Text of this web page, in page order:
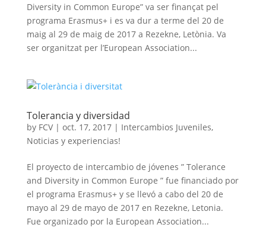
Diversity in Common Europe” va ser finançat pel
programa Erasmus+ i es va dur a terme del 20 de
maig al 29 de maig de 2017 a Rezekne, Letònia. Va
ser organitzat per l’European Association...
Tolerancia y diversidad
by FCV| oct. 17, 2017| Intercambios Juveniles,
Noticias y experiencias!
El proyecto de intercambio de jóvenes ” Tolerance
and Diversity in Common Europe ” fue financiado por
el programa Erasmus+ y se llevó a cabo del 20 de
mayo al 29 de mayo de 2017 en Rezekne, Letonia.
Fue organizado por la European Association...